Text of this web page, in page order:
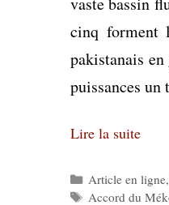
cinq forment
pakistanais
puissances
Lire la suite
Catégories
Article en ligne
Étiquettes
Accord du